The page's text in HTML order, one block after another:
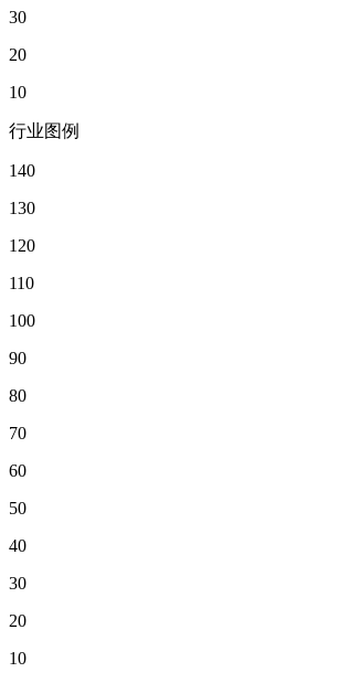
30
20
10
行业图例
140
130
120
110
100
90
80
70
60
50
40
30
20
10